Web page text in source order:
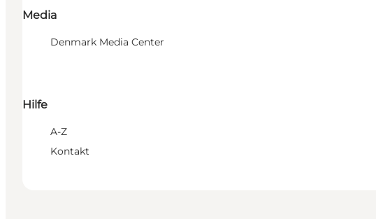
Media
Denmark Media Center
Hilfe
A-Z
Kontakt